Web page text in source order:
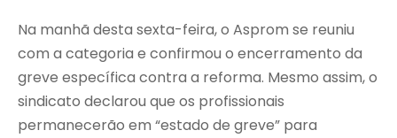
Na manhã desta sexta-feira, o Asprom se reuniu
com a categoria e confirmou o encerramento da
greve específica contra a reforma. Mesmo assim, o
sindicato declarou que os profissionais
permanecerão em “estado de greve” para